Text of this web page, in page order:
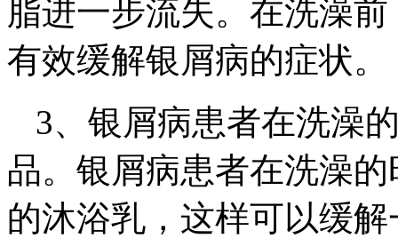
脂进一步流失。在洗澡
有效缓解银屑病的症状。
3、银屑病患者在洗澡
品。银屑病患者在洗澡
的沐浴乳，这样可以缓